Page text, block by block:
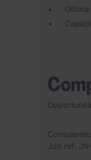
Consulente
Job ref